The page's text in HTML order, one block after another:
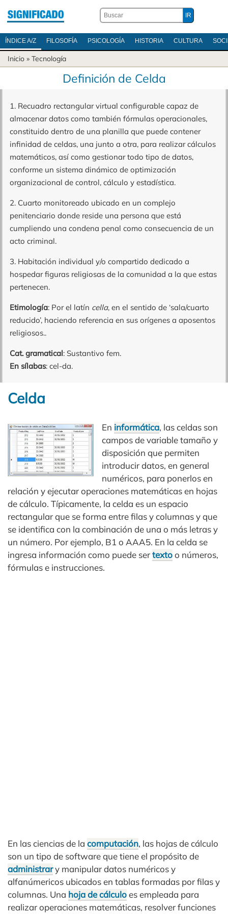
ÍNDICE A/Z FILOSOFÍA PSICOLOGÍA HISTORIA CULTURA
Inicio » Tecnología
Definición de Celda
1. Recuadro rectangular virtual configurable capaz de
almacenar datos como también fórmulas operacionales,
constituido dentro de una planilla que puede contener
infinidad de celdas, una junto a otra, para realizar cálculos
matemáticos, así como gestionar todo tipo de datos,
conforme un sistema dinámico de optimización
organizacional de control, cálculo y estadística.
2. Cuarto monitoreado ubicado en un complejo
penitenciario donde reside una persona que está
cumpliendo una condena penal como consecuencia de un
acto criminal.
3. Habitación individual y/o compartido dedicado a
hospedar figuras religiosas de la comunidad a la que estas
pertenecen.
Etimología: Por el latín cella, en el sentido de ‘sala/cuarto
reducido’, haciendo referencia en sus orígenes a aposentos
religiosos..
Cat. gramatical: Sustantivo fem.
En sílabas: cel-da.
Celda
En informática, las celdas son
campos de variable tamaño y
disposición que permiten
introducir datos, en general
numéricos, para ponerlos en
relación y ejecutar operaciones matemáticas en hojas
de cálculo. Típicamente, la celda es un espacio
rectangular que se forma entre filas y columnas y que
se identifica con la combinación de una o más letras y
un número. Por ejemplo, B1 o AAA5. En la celda se
ingresa información como puede sertextoo números,
fórmulas e instrucciones.
En las ciencias de la computación, las hojas de cálculo
son un tipo de software que tiene el propósito de
administrary manipular datos numéricos y
alfanúmericos ubicados en tablas formadas por filas y
columnas. Una hoja de cálculoes empleada para
realizar operaciones matemáticas, resolver funciones